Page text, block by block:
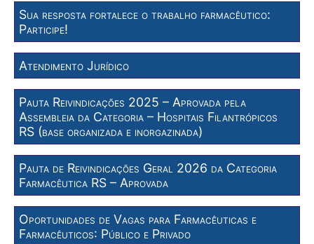
Sua resposta fortalece o trabalho farmacêutico:
Participe!
Atendimento Jurídico
Pauta Reivindicações 2025 – Aprovada pela
Assembleia da Categoria – Hospitais Filantrópicos
RS (base organizada e inorgazinada)
Pauta de Reivindicações Geral 2026 da Categoria
Farmacêutica RS – Aprovada
Oportunidades de Vagas para Farmacêuticas e
Farmacêuticos: Público e Privado